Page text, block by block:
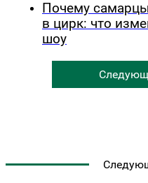
Почему
в цирк: что
шоу